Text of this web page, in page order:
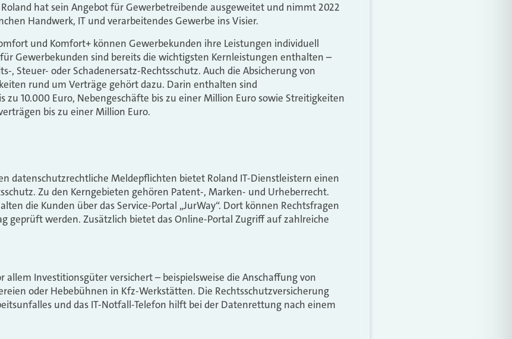
hat sein Angebot für Gewerbetreibende ausgeweitet und nimmt 2022
Handwerk, IT und verarbeitendes Gewerbe ins Visier.
und Komfort+ können Gewerbekunden ihre Leistungen individuell
Gewerbekunden sind bereits die wichtigsten Kernleistungen enthalten –
, Steuer- oder Schadenersatz-Rechtsschutz. Auch die Absicherung von
rund um Verträge gehört dazu. Darin enthalten sind
zu 10.000 Euro, Nebengeschäfte bis zu einer Million Euro sowie Streitigkeiten
bis zu einer Million Euro.
datenschutzrechtliche Meldepflichten bietet Roland IT-Dienstleistern einen
Zu den Kerngebieten gehören Patent-, Marken- und Urheberrecht.
die Kunden über das Service-Portal „JurWay“. Dort können Rechtsfragen
geprüft werden. Zusätzlich bietet das Online-Portal Zugriff auf zahlreiche
allem Investitionsgüter versichert – beispielsweise die Anschaffung von
oder Hebebühnen in Kfz-Werkstätten. Die Rechtsschutzversicherung
und das IT-Notfall-Telefon hilft bei der Datenrettung nach einem